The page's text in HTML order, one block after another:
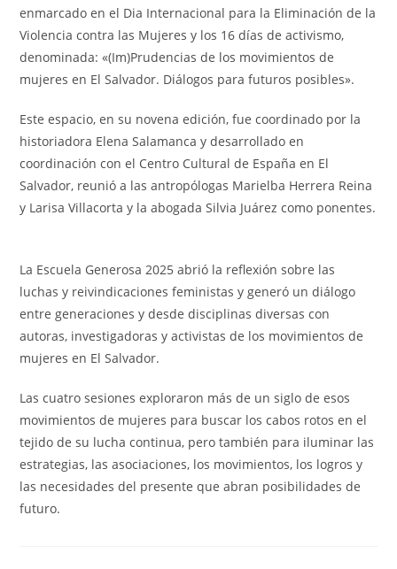
enmarcado en el Dia Internacional para la Eliminación de la
Violencia contra las Mujeres y los 16 días de activismo,
denominada: «(Im)Prudencias de los movimientos de
mujeres en El Salvador. Diálogos para futuros posibles».
Este espacio, en su novena edición, fue coordinado por la
historiadora Elena Salamanca y desarrollado en
coordinación con el Centro Cultural de España en El
Salvador, reunió a las antropólogas Marielba Herrera Reina
y Larisa Villacorta y la abogada Silvia Juárez como ponentes.
La Escuela Generosa 2025 abrió la reflexión sobre las
luchas y reivindicaciones feministas y generó un diálogo
entre generaciones y desde disciplinas diversas con
autoras, investigadoras y activistas de los movimientos de
mujeres en El Salvador.
Las cuatro sesiones exploraron más de un siglo de esos
movimientos de mujeres para buscar los cabos rotos en el
tejido de su lucha continua, pero también para iluminar las
estrategias, las asociaciones, los movimientos, los logros y
las necesidades del presente que abran posibilidades de
futuro.